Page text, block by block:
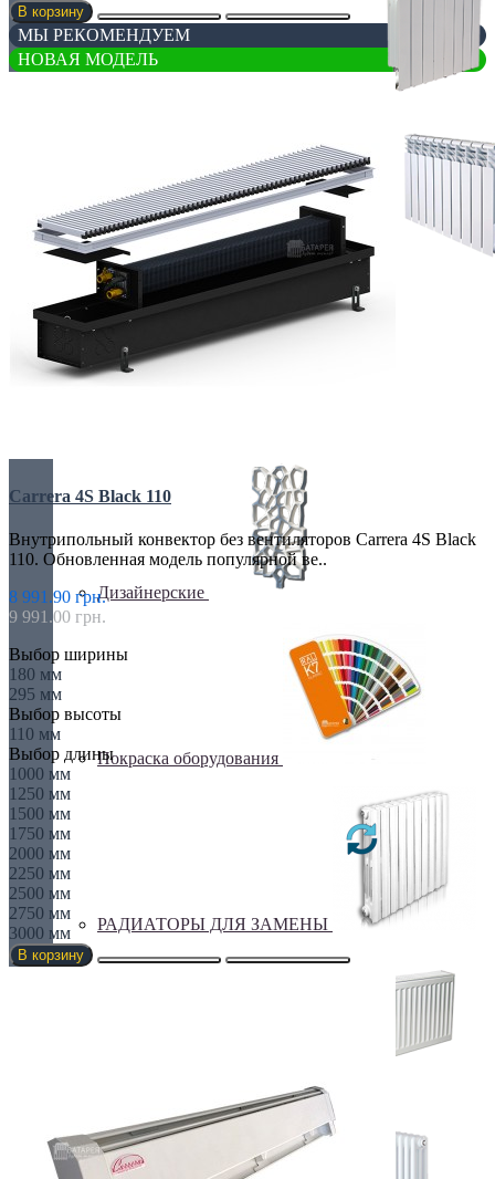
БИМЕТАЛИЧЕСКИЕ РАДИАТОРЫ
Дизайнерские
Покраска оборудования
РАДИАТОРЫ ДЛЯ ЗАМЕНЫ
СТАЛЬНЫЕ РАДИАТОРЫ
В корзину
МЫ РЕКОМЕНДУЕМ
НОВАЯ МОДЕЛЬ
Carrera 4S Black 110
Внутрипольный конвектор без вентиляторов Carrera 4S Black
110. Обновленная модель популярной ве..
8 991.90 грн.
9 991.00 грн.
Выбор ширины
180 мм
295 мм
Выбор высоты
110 мм
Выбор длины
1000 мм
1250 мм
1500 мм
1750 мм
2000 мм
2250 мм
2500 мм
2750 мм
3000 мм
В корзину